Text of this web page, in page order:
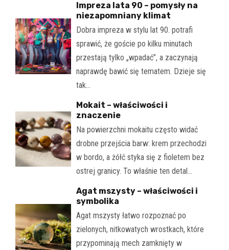
Impreza lata 90 – pomysły na
niezapomniany klimat
Dobra impreza w stylu lat 90. potrafi
sprawić, że goście po kilku minutach
przestają tylko „wpadać”, a zaczynają
naprawdę bawić się tematem. Dzieje się
tak…
Mokait – właściwości i
znaczenie
Na powierzchni mokaitu często widać
drobne przejścia barw: krem przechodzi
w bordo, a żółć styka się z fioletem bez
ostrej granicy. To właśnie ten detal…
Agat mszysty – właściwości i
symbolika
Agat mszysty łatwo rozpoznać po
zielonych, nitkowatych wrostkach, które
przypominają mech zamknięty w